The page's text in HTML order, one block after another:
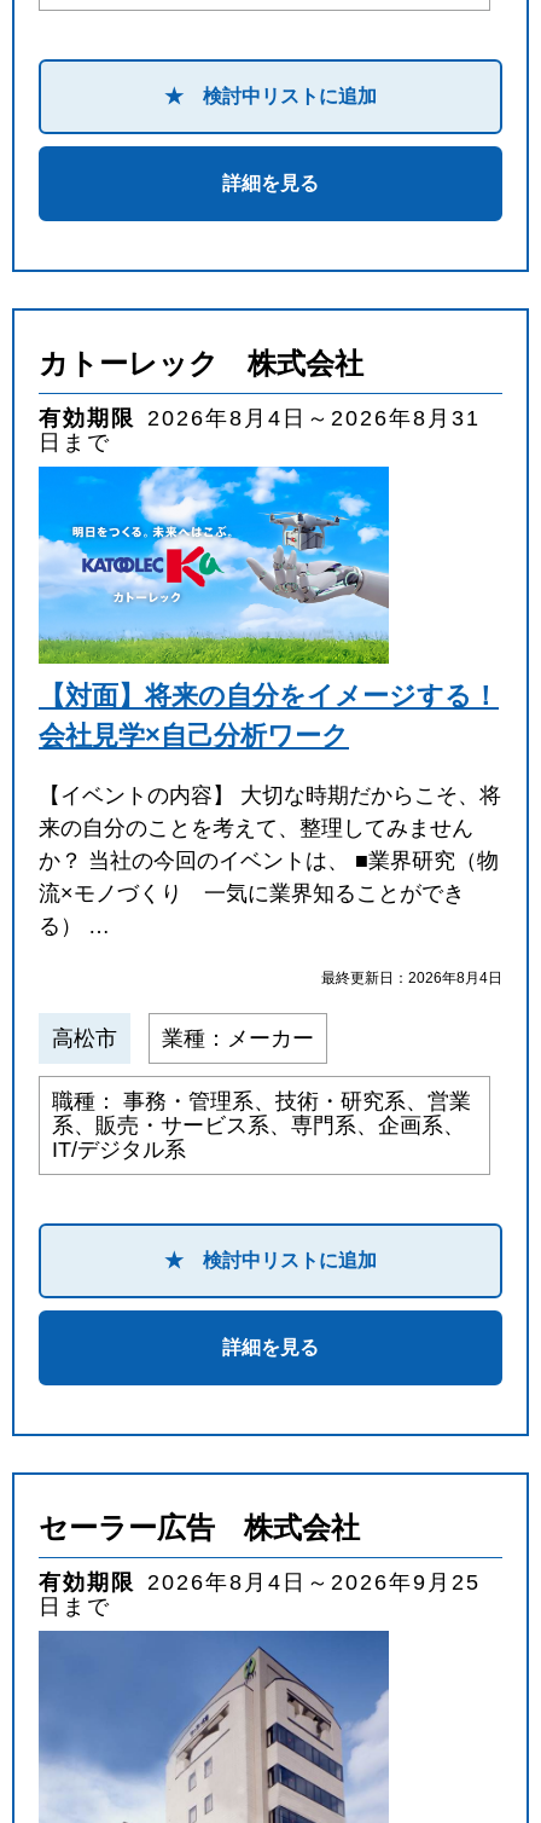
★ 検討中リストに追加
詳細を見る
カトーレック 株式会社
有効期限 2026年8月4日～2026年8月31
日まで
【対面】将来の自分をイメージする！
会社見学×自己分析ワーク
【イベントの内容】 大切な時期だからこそ、将
来の自分のことを考えて、整理してみません
か？ 当社の今回のイベントは、 ■業界研究（物
流×モノづくり 一気に業界知ることができ
る） …
最終更新日：2026年8月4日
高松市 業種：メーカー
職種： 事務・管理系、技術・研究系、営業
系、販売・サービス系、専門系、企画系、
IT/デジタル系
★ 検討中リストに追加
詳細を見る
セーラー広告 株式会社
有効期限 2026年8月4日～2026年9月25
日まで